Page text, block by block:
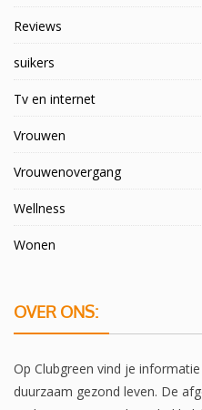
Reviews
suikers
Tv en internet
Vrouwen
Vrouwenovergang
Wellness
Wonen
OVER ONS:
Op Clubgreen vind je
duurzaam gezond leven. De